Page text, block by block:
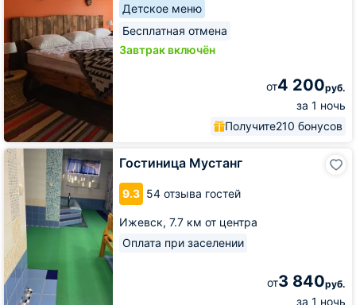
Детское меню
Бесплатная отмена
Завтрак включён
от4 200руб.
за 1 ночь
Получите210 бонусов
Гостиница Мустанг
9.3 54 отзыва гостей
Ижевск, 7.7 км от центра
Оплата при заселении
от3 840руб.
за 1 ночь
Гостиница
Мустанг